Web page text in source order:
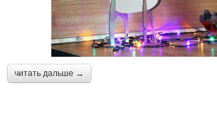
читать дальше →